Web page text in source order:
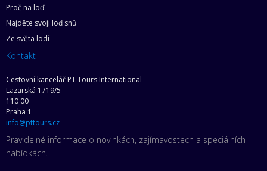
Proč na loď
Najděte svoji loď snů
Ze světa lodí
Kontakt
Cestovní kancelář PT Tours International
Lazarská 1719/5
110 00
Praha 1
info@pttours.cz
Pravidelné informace o novinkách, zajímavostech a speciálních
nabídkách.